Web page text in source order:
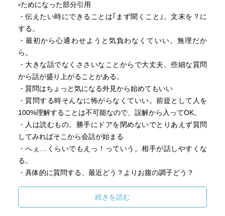
▫️ためになった部分引用
・伝えたい時にできることは｢まず聞くこと｣。文末を？に
する。
・最初から心通わせようと気負わなくていい。無理だか
ら。
・大きな話でなくささいなことからで大丈夫。些細な質問
から話が盛り上がることがある。
・質問はちょっと気になる外見から始めてもいい
・質問する時そんなに怖がらなくていい。前提として人を
100%理解することは不可能なので、誤解から入ってOK。
・人は読むもの。勝手にドアを閉めないでとりあえず質問
してみればそこから会話が始まる
・へぇ…くらいでもえっ！っていう。相手が話しやすくな
る。
・具体的に質問する、最近どう？よりお腹の調子どう？
きどうしてる？」など。
・理由を聞きたい時は、「なぜ」ではなく｢どうやって｣と
続きを読む